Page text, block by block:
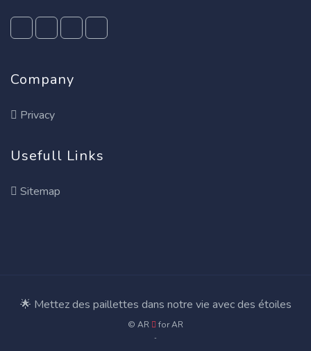
Company
Privacy
Usefull Links
Sitemap
🌟 Mettez des paillettes dans notre vie avec des étoiles
© AR forAR
-